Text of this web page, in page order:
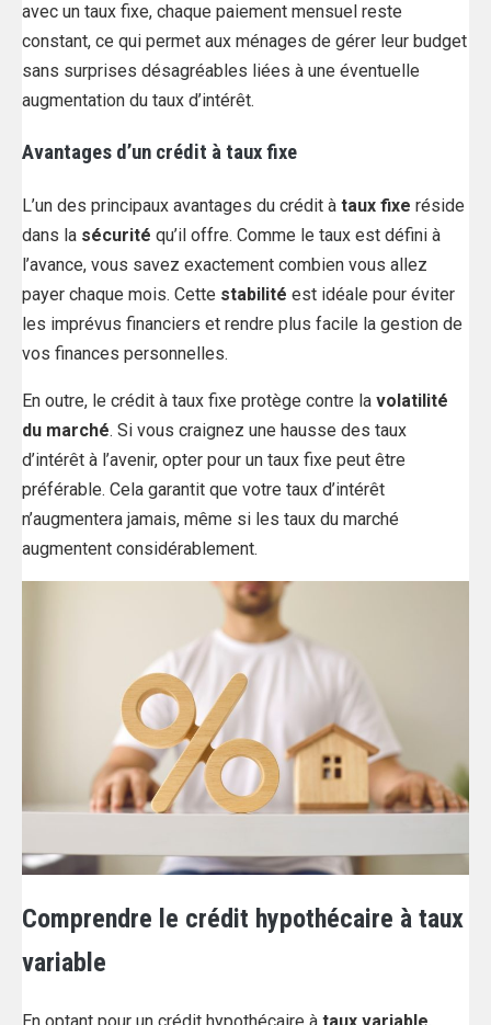
avec un taux fixe, chaque paiement mensuel reste
constant, ce qui permet aux ménages de gérer leur budget
sans surprises désagréables liées à une éventuelle
augmentation du taux d’intérêt.
Avantages d’un crédit à taux fixe
L’un des principaux avantages du crédit à taux fixe réside
dans la sécurité qu’il offre. Comme le taux est défini à
l’avance, vous savez exactement combien vous allez
payer chaque mois. Cette stabilité est idéale pour éviter
les imprévus financiers et rendre plus facile la gestion de
vos finances personnelles.
En outre, le crédit à taux fixe protège contre la volatilité
du marché. Si vous craignez une hausse des taux
d’intérêt à l’avenir, opter pour un taux fixe peut être
préférable. Cela garantit que votre taux d’intérêt
n’augmentera jamais, même si les taux du marché
augmentent considérablement.
Comprendre le crédit hypothécaire à taux
variable